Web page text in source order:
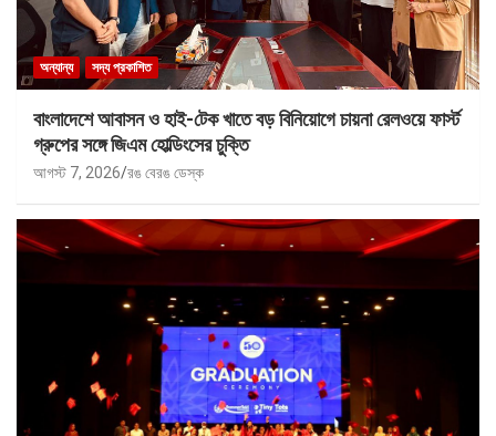
অন্যান্য সদ্য প্রকাশিত
বাংলাদেশে আবাসন ও হাই-টেক খাতে বড় বিনিয়োগে চায়না রেলওয়ে ফার্স্ট
গ্রুপের সঙ্গে জিএম হোল্ডিংসের চুক্তি
আগস্ট 7, 2026 রঙ বেরঙ ডেস্ক